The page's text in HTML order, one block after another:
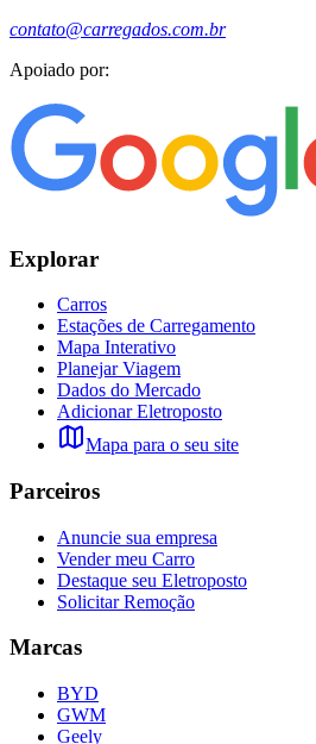
contato@carregados.com.br
Apoiado por:
Explorar
Carros
Estações de Carregamento
Mapa Interativo
Planejar Viagem
Dados do Mercado
Adicionar Eletroposto
Mapa para o seu site
Parceiros
Anuncie sua empresa
Vender meu Carro
Destaque seu Eletroposto
Solicitar Remoção
Marcas
BYD
GWM
Geely